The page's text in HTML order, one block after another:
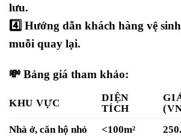
lưu.
4️⃣ Hướng dẫn khách hàng vệ
muỗi quay lại.
💸 Bảng giá tham khảo:
KHU VỰC
DIỆN
TÍCH
Nhà ở, căn hộ nhỏ
<100m²